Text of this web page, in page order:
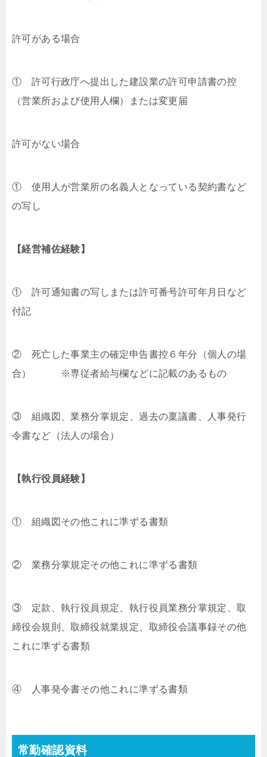
許可がある場合
① 許可行政庁へ提出した建設業の許可申請書の控
（営業所および使用人欄）または変更届
許可がない場合
① 使用人が営業所の名義人となっている契約書など
の写し
【経営補佐経験】
① 許可通知書の写しまたは許可番号許可年月日など
付記
② 死亡した事業主の確定申告書控６年分（個人の場
合） ※専従者給与欄などに記載のあるもの
③ 組織図、業務分掌規定、過去の稟議書、人事発行
令書など（法人の場合）
【執行役員経験】
① 組織図その他これに準ずる書類
② 業務分掌規定その他これに準ずる書類
③ 定款、執行役員規定、執行役員業務分掌規定、取
締役会規則、取締役就業規定、取締役会議事録その他
これに準ずる書類
④ 人事発令書その他これに準ずる書類
常勤確認資料